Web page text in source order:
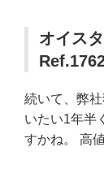
オイス
続いて、弊
いたい1年半
すかね。 高